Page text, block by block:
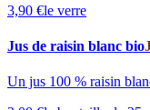
3,90 €le verre
Jus de raisin blanc bio
Un jus 100 % raisin